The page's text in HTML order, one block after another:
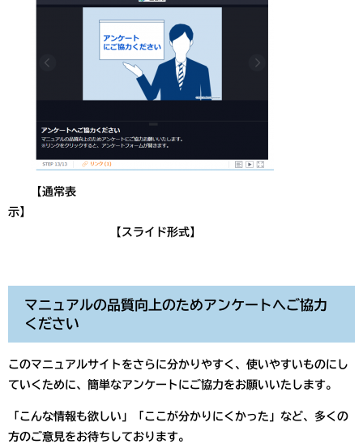
【通常表
示】
【スライド形式】
マニュアルの品質向上のためアンケートへご協力
ください
このマニュアルサイトをさらに分かりやすく、使いやすいものにし
ていくために、簡単なアンケートにご協力をお願いいたします。
「こんな情報も欲しい」「ここが分かりにくかった」など、多くの
方のご意見をお待ちしております。